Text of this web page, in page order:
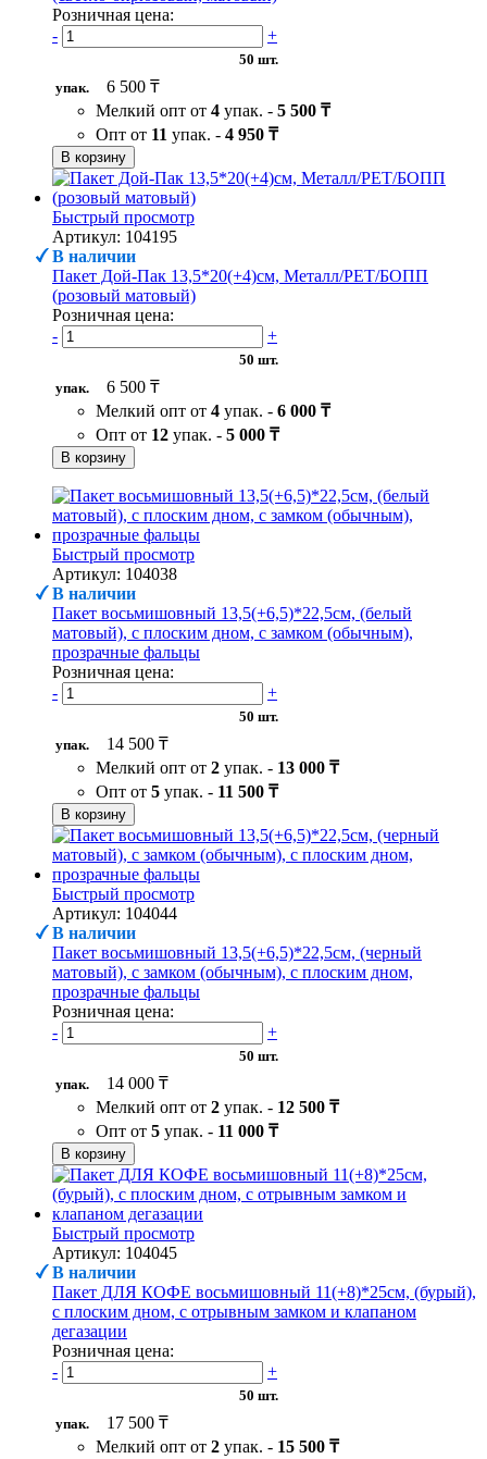
Розничная цена:
-
+
50 шт.
упак.
6 500 ₸
Мелкий опт от 4 упак. - 5 500 ₸
Опт от 11 упак. - 4 950 ₸
В корзину
Быстрый просмотр
Артикул: 104195
В наличии
Пакет Дой-Пак 13,5*20(+4)см, Металл/PET/БОПП
(розовый матовый)
Розничная цена:
-
+
50 шт.
упак.
6 500 ₸
Мелкий опт от 4 упак. - 6 000 ₸
Опт от 12 упак. - 5 000 ₸
В корзину
Быстрый просмотр
Артикул: 104038
В наличии
Пакет восьмишовный 13,5(+6,5)*22,5см, (белый
матовый), с плоским дном, с замком (обычным),
прозрачные фальцы
Розничная цена:
-
+
50 шт.
упак.
14 500 ₸
Мелкий опт от 2 упак. - 13 000 ₸
Опт от 5 упак. - 11 500 ₸
В корзину
Быстрый просмотр
Артикул: 104044
В наличии
Пакет восьмишовный 13,5(+6,5)*22,5см, (черный
матовый), с замком (обычным), с плоским дном,
прозрачные фальцы
Розничная цена:
-
+
50 шт.
упак.
14 000 ₸
Мелкий опт от 2 упак. - 12 500 ₸
Опт от 5 упак. - 11 000 ₸
В корзину
Быстрый просмотр
Артикул: 104045
В наличии
Пакет ДЛЯ КОФЕ восьмишовный 11(+8)*25см, (бурый),
с плоским дном, с отрывным замком и клапаном
дегазации
Розничная цена:
-
+
50 шт.
упак.
17 500 ₸
Мелкий опт от 2 упак. - 15 500 ₸